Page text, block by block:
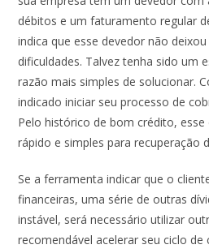
débitos e um faturamento regular
indica que esse devedor não
dificuldades. Talvez tenha sido um
razão mais simples de solucionar.
indicado iniciar seu processo de
Pelo histórico de bom crédito,
rápido e simples para recuperação
Se a ferramenta indicar que o
financeiras, uma série de outras
instável, será necessário utilizar
recomendável acelerar seu ciclo de